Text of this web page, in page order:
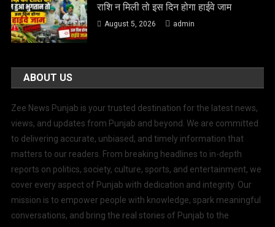
राशि न मिली तो इस दिन होगा हाईवे जाम
August 5, 2026 admin
ABOUT US
Zee News Punjab is your trusted destination for the latest news,
views, and updates from Punjab and beyond. We are committed
to delivering accurate, unbiased, and timely information that
matters to our readers. From breaking headlines to in-depth
reports on politics, society, culture, sports, and entertainment, we
cover every aspect of Punjab with dedication and integrity. Our
mission is to empower people with knowledge, spark meaningful
conversations, and bring the real stories of Punjab to the